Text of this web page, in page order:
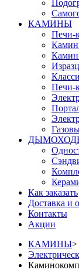
КАМИНЫ
Печи-
Печи-
Как заказать
Доставка и
Контакты
Акции
КАМИНЫ>